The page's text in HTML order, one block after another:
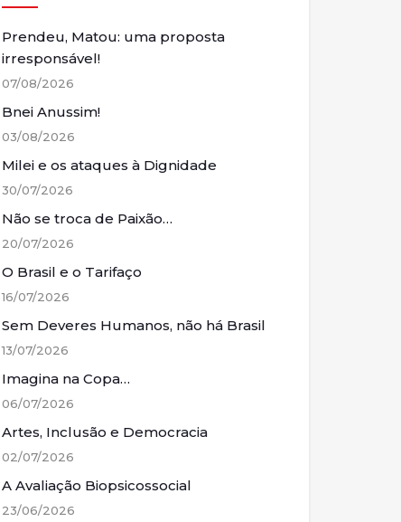
Prendeu, Matou: uma proposta
irresponsável!
07/08/2026
Bnei Anussim!
03/08/2026
Milei e os ataques à Dignidade
30/07/2026
Não se troca de Paixão…
20/07/2026
O Brasil e o Tarifaço
16/07/2026
Sem Deveres Humanos, não há Brasil
13/07/2026
Imagina na Copa…
06/07/2026
Artes, Inclusão e Democracia
02/07/2026
A Avaliação Biopsicossocial
23/06/2026